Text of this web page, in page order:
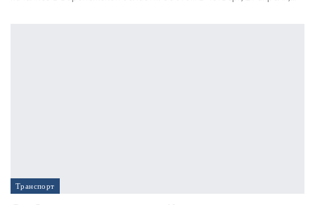
Транспорт